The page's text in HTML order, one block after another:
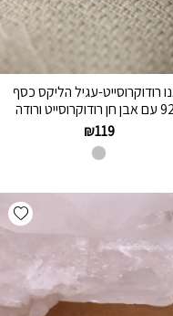
רודוקרוסייט-עגיל הליקס כסף
ורודה
₪119